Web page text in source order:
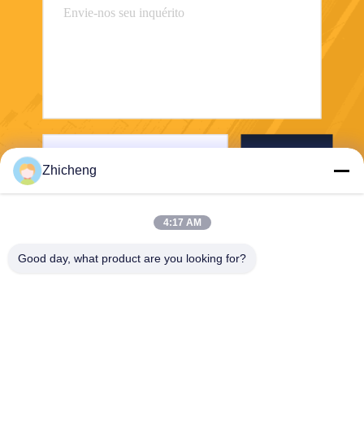
Zhicheng
4:17 AM
Good day, what product are you looking for?